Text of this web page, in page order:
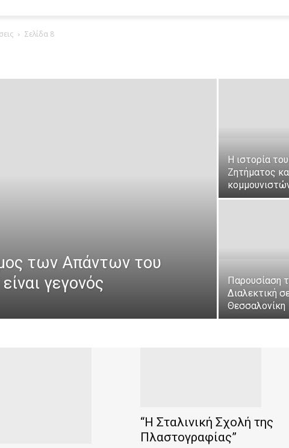
Σελίδα 8
των Απάντων του
γεγονός
Η ιστορία
Ζητήματος
Παρουσίαση
Διαλεκτική
Θεσσαλονίκη
“Η Σταλινική Σχολή της
Πλαστογραφίας”